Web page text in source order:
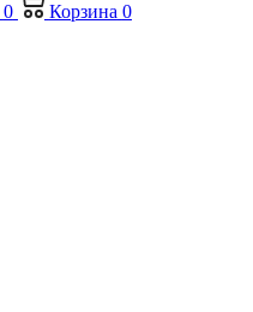
0 Корзина 0